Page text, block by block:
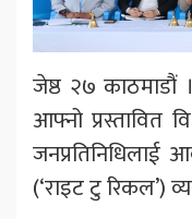
जेष्ठ २७ काठमाडौं ।
आफ्नो प्रस्तावित
जनप्रतिनिधिलाई
(‘राइट टु रिकल’)